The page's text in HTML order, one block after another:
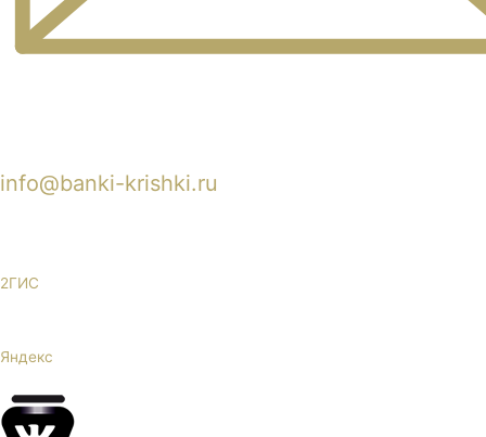
info@banki-krishki.ru
2ГИС
Яндекс